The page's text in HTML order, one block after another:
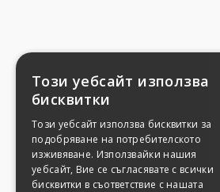
Този уебсайт използва
бисквитки
Този уебсайт използва бисквитки за
подобряване на потребителското
изживяване. Използвайки нашия
уебсайт, Вие се съгласявате с всички
бисквитки в съответствие с нашата